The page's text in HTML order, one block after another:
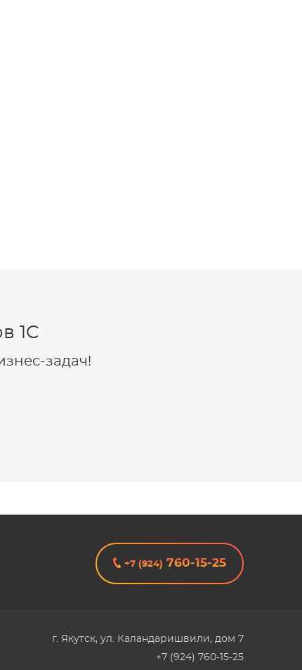
1C
задач!
+7 (924) 760-15-25
г. Якутск, ул. Каландаришвили, дом 7
+7 (924) 760-15-25